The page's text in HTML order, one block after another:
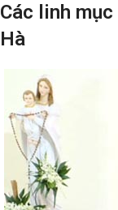
Các linh
Hà